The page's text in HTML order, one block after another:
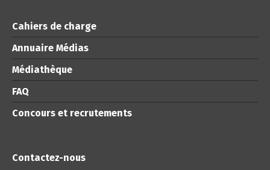
Cahiers de charge
Annuaire Médias
Médiathèque
FAQ
Concours et recrutements
Contactez-nous